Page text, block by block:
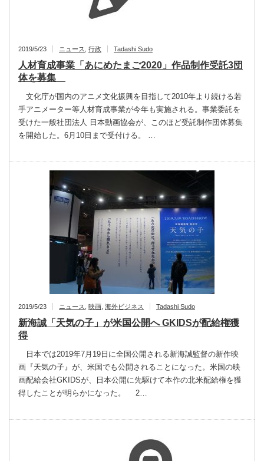
2019/5/23 ニュース 行政 Tadashi Sudo
人材育成事業「あにめたまご2020」作品制作受託3団
体を募集
文化庁が国内のアニメ文化振興を目指して2010年より続ける若
手アニメーター等人材育成事業が今年も実施される。事業委託を
受けた一般社団法人 日本動画協会が、このほど受託制作団体募集
を開始した。6月10日まで受付ける。 …
2019/5/23 ニュース 映画 海外ビジネス Tadashi Sudo
新海誠「天気の子」が米国公開へ GKIDSが配給権獲
得
日本では2019年7月19日に全国公開される新海誠監督の新作映
画『天気の子』が、米国でも公開されることになった。米国の映
画配給会社GKIDSが、日本公開に先駆けて本作の北米配給権を獲
得したことが明らかになった。 2…